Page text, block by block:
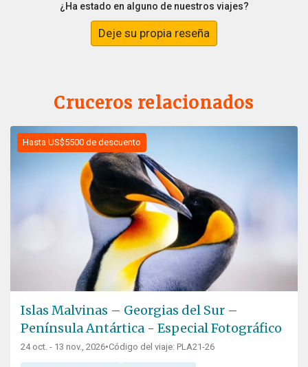
¿Ha estado en alguno de nuestros viajes?
Deje su propia reseña
Cruceros relacionados
Hasta US$5500 de descuento
Islas Malvinas – Georgias del Sur –
Península Antártica - Especial Fotográfico
24 oct. - 13 nov., 2026•Código del viaje: PLA21-26